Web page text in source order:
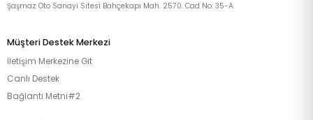
Şaşmaz Oto Sanayi Sitesi Bahçekapı Mah. 2570. Cad No: 35-A
Müşteri Destek Merkezi
İletişim Merkezine Git
Canlı Destek
Bağlantı Metni#2